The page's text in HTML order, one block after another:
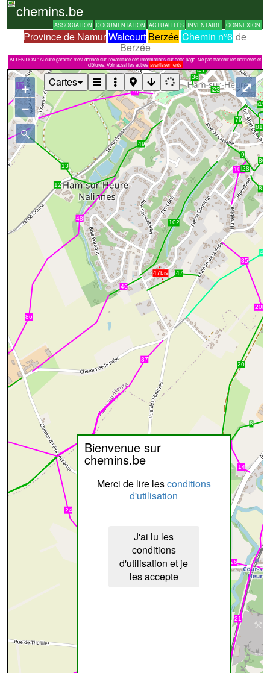
chemins.be
ASSOCIATION DOCUMENTATION ACTUALITÉS INVENTAIRE CONNEXION
Province de NamurWalcourt Berzée Chemin n°6 de
Berzée
ATTENTION : Aucune garantie n'est donnée sur l'exactitude des informations sur cette page. Ne pas franchir les barrières et
clôtures. Voir aussi les autres avertissements
Bienvenue sur
chemins.be
Merci de lire lesconditions
d'utilisation
J'ai lu les
conditions
d'utilisation et je
les accepte
+
−
⤢
Cartes